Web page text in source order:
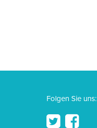
Folgen Sie uns: